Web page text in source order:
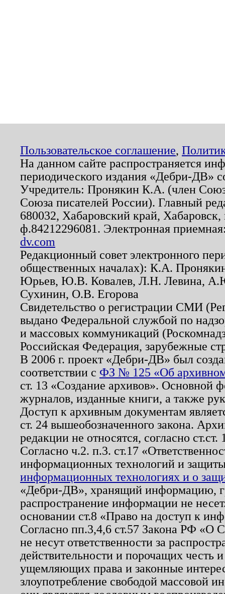
Пользовательское соглашение,
На данном сайте распространяется
периодического издания «Дебри-ДВ»
Учредитель: Пронякин К.А. (член
Союза писателей России). Главный
680032, Хабаровский край,
ф.84212296081. Электронная
dv.com
Редакционный совет электронного
общественных началах): К.А.
Юрьев, Ю.В. Ковалев, Л.Н. Левина,
Сухинин, О.В. Егорова
Свидетельство о регистрации СМИ
выдано Федеральной службой по
и массовых коммуникаций
Российская Федерация, зарубежные
В 2006 г. проект «Дебри-ДВ» был
соответствии с ФЗ № 125 «Об
ст. 13 «Создание архивов». Основной
журналов, изданные книги, а также
Доступ к архивным документам
ст. 24 вышеобозначенного закона.
редакции не относятся, согласно
Согласно ч.2. п.3. ст.17
информационных технологий и
информационных технологиях и о
«Дебри-ДВ», хранящий информацию,
распространение информации не
основании ст.8 «Право на доступ к
Согласно пп.3,4,6 ст.57 Закона РФ «О
не несут ответственности за
действительности и порочащих честь
ущемляющих права и законные
злоупотребление свободой массовой